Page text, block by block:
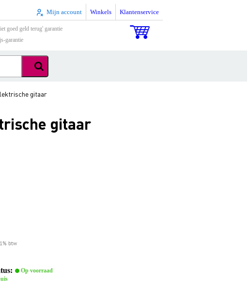
Mijn account Winkels Klantenservice
goed geld terug' garantie
garantie
gitaar
gitaar
btw
Op voorraad